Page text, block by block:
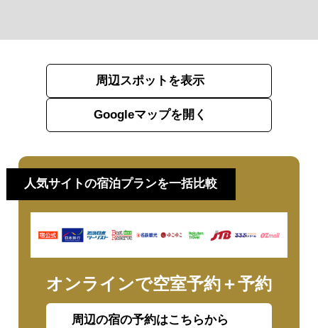
周辺スポットを表示
Googleマップを開く
人気サイトの宿泊プランを一括比較
オンラインで空室予約＋予約
周辺の宿の予約はこちらから